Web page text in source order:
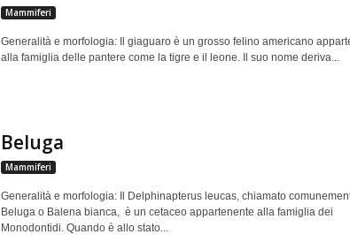
Mammiferi
Generalità e morfologia: Il giaguaro è un grosso felino americano
alla famiglia delle pantere come la tigre e il leone. Il suo nome deriva...
Beluga
Mammiferi
Generalità e morfologia: Il Delphinapterus leucas, chiamato
Beluga o Balena bianca, è un cetaceo appartenente alla famiglia dei
Monodontidi. Quando è allo stato...